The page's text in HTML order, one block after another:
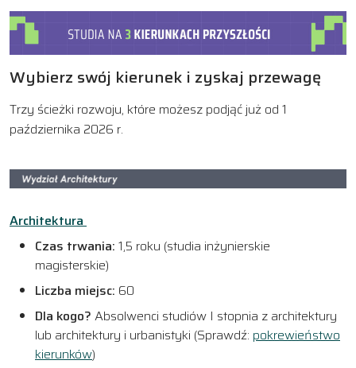
Wybierz swój kierunek i zyskaj przewagę
Trzy ścieżki rozwoju, które możesz podjąć już od 1
października 2026 r.
Architektura
Czas trwania: 1,5 roku (studia inżynierskie
magisterskie)
Liczba miejsc: 60
Dla kogo? Absolwenci studiów I stopnia z architektury
lub architektury i urbanistyki (Sprawdź: pokrewieństwo
kierunków)